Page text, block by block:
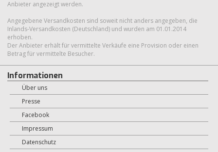
Anbieter angezeigt werden.
Angegebene Versandkosten sind soweit nicht anders angegeben, die
Inlands-Versandkosten (Deutschland) und wurden am 01.01.2014
erhoben.
Der Anbieter erhält für vermittelte Verkäufe eine Provision oder einen
Betrag für vermittelte Besucher.
Informationen
Über uns
Presse
Facebook
Impressum
Datenschutz